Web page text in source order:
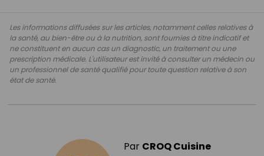
Les informations diffusées sur les articles, notamment celles relatives à
la santé, au bien-être ou à la nutrition, sont fournies à titre indicatif et
ne constituent en aucun cas un diagnostic, un traitement ou une
prescription médicale. L'utilisateur est invité à consulter un médecin ou
un professionnel de santé qualifié pour toute question relative à son
état de santé.
Par CROQ Cuisine